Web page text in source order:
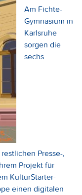
Am Fichte-
Gymnasium in
Karlsruhe
sorgen die
sechs
Presse-,
Projekt für
KulturStarter-
einen digitalen